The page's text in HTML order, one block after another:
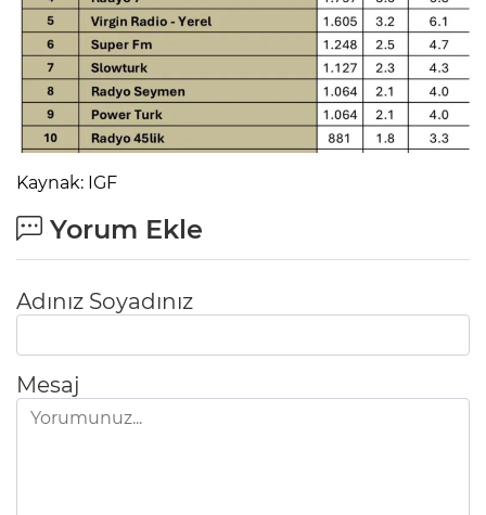
Kaynak: IGF
Yorum Ekle
Adınız Soyadınız
Mesaj